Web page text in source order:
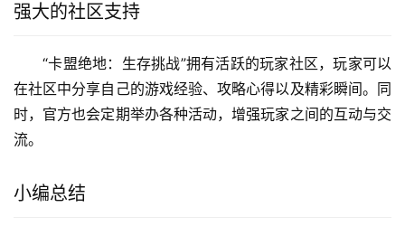
强大的社区支持
“卡盟绝地：生存挑战”拥有活跃的玩家社区，玩家可以
在社区中分享自己的游戏经验、攻略心得以及精彩瞬间。同
时，官方也会定期举办各种活动，增强玩家之间的互动与交
流。
小编总结